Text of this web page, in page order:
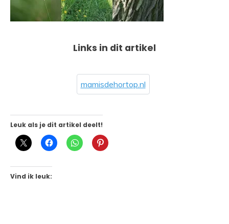
Links in dit artikel
mamisdehortop.nl
Leuk als je dit artikel deelt!
Vind ik leuk: